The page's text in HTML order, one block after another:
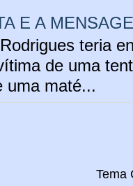
E A
teria
de uma
uma maté...
Tema